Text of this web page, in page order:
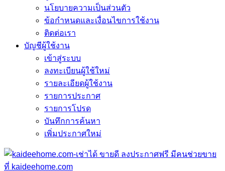
นโยบายความเป็นส่วนตัว
ข้อกำหนดและเงื่อนไขการใช้งาน
ติดต่อเรา
บัญชีผู้ใช้งาน
เข้าสู่ระบบ
ลงทะเบียนผู้ใช้ใหม่
รายละเอียดผู้ใช้งาน
รายการประกาศ
รายการโปรด
บันทึกการค้นหา
เพิ่มประกาศใหม่